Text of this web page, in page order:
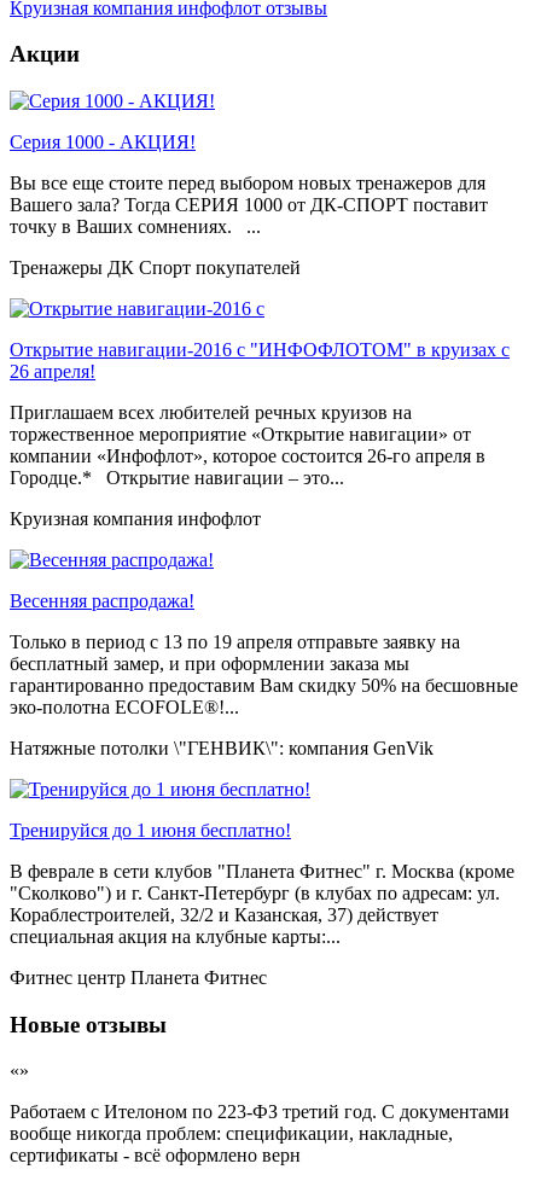
Круизная компания инфофлот отзывы
Акции
Серия 1000 - АКЦИЯ!
Вы все еще стоите перед выбором новых тренажеров для
Вашего зала? Тогда СЕРИЯ 1000 от ДК-СПОРТ поставит
точку в Ваших сомнениях. ...
Тренажеры ДК Спорт покупателей
Открытие навигации-2016 с "ИНФОФЛОТОМ" в круизах с
26 апреля!
Приглашаем всех любителей речных круизов на
торжественное мероприятие «Открытие навигации» от
компании «Инфофлот», которое состоится 26-го апреля в
Городце.* Открытие навигации – это...
Круизная компания инфофлот
Весенняя распродажа!
Только в период c 13 по 19 апреля отправьте заявку на
бесплатный замер, и при оформлении заказа мы
гарантированно предоставим Вам скидку 50% на бесшовные
эко-полотна ECOFOLE®!...
Натяжные потолки \"ГЕНВИК\": компания GenVik
Тренируйся до 1 июня бесплатно!
В феврале в сети клубов "Планета Фитнес" г. Москва (кроме
"Сколково") и г. Санкт-Петербург (в клубах по адресам: ул.
Кораблестроителей, 32/2 и Казанская, 37) действует
специальная акция на клубные карты:...
Фитнес центр Планета Фитнес
Новые отзывы
«»
Работаем с Ителоном по 223-ФЗ третий год. С документами
вообще никогда проблем: спецификации, накладные,
сертификаты - всё оформлено верн